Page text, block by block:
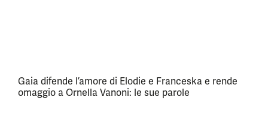
Gaia difende l’amore di Elodie e Franceska e rende
omaggio a Ornella Vanoni: le sue parole